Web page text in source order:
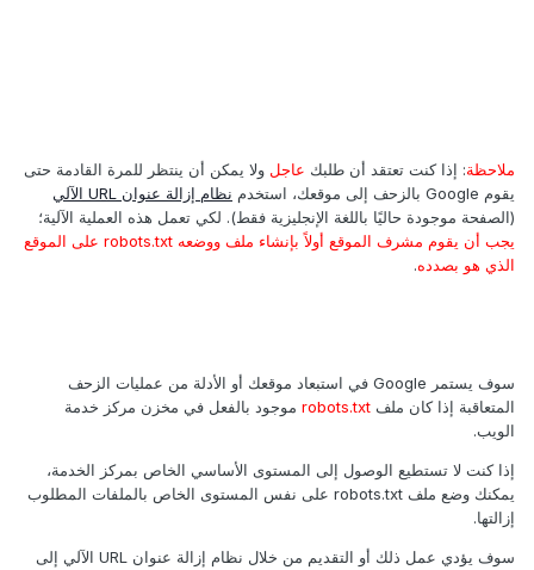
ملاحظة: إذا كنت تعتقد أن طلبك عاجلولا يمكن أن ينتظر للمرة القادمة حتى
يقوم Google بالزحف إلى موقعك، استخدم
نظام إزالة عنوان URL الآلي
(الصفحة موجودة حاليًا باللغة الإنجليزية فقط). لكي تعمل هذه العملية الآلية؛
يجب أن يقوم مشرف الموقع أولاً بإنشاء ملف ووضعه robots.txt على الموقع
الذي هو بصدده.
سوف يستمر Google في استبعاد موقعك أو الأدلة من عمليات الزحف
المتعاقبة إذا كان ملف robots.txtموجود بالفعل في مخزن مركز خدمة
الويب.
إذا كنت لا تستطيع الوصول إلى المستوى الأساسي الخاص بمركز الخدمة،
يمكنك وضع ملف robots.txt على نفس المستوى الخاص بالملفات المطلوب
إزالتها.
سوف يؤدي عمل ذلك أو التقديم من خلال نظام إزالة عنوان URL الآلي إلى